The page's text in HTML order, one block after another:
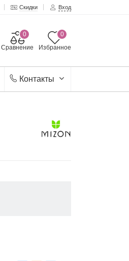
Скидки Вход
Избранное
0
Сравнение
0
Контакты